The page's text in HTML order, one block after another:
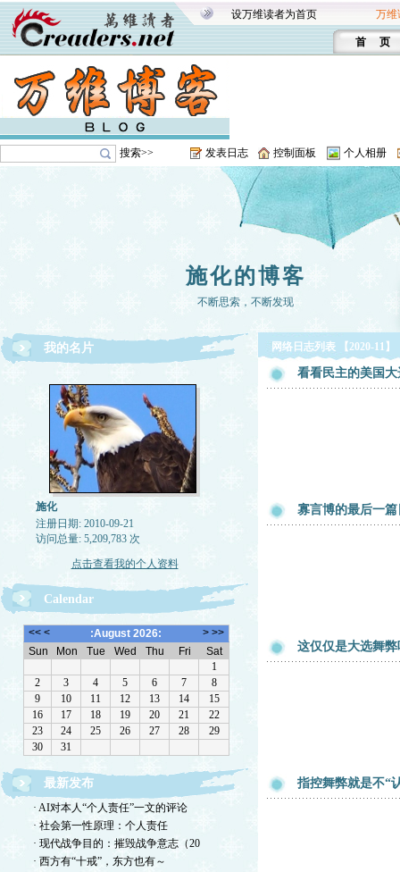
设万维读者为首页 万维
首 页
搜索>> 发表日志 控制面板 个人相册
施化的博客
不断思索，不断发现
我的名片
施化
注册日期: 2010-09-21
访问总量: 5,209,783 次
点击查看我的个人资料
Calendar
最新发布
· AI对本人“个人责任”一文的评论
· 社会第一性原理：个人责任
· 现代战争目的：摧毁战争意志（20
· 西方有“十戒”，东方也有～
网络日志列表 【2020-11】
看看民主的美国
寡言博的最后一篇
这仅仅是大选舞弊
指控舞弊就是不“